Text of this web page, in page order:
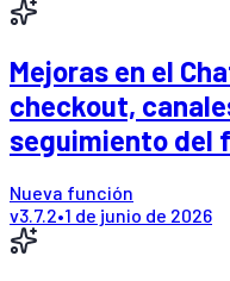
Mejoras en el
checkout,
seguimiento del
Nueva función
v3.7.2•1 de junio de 2026